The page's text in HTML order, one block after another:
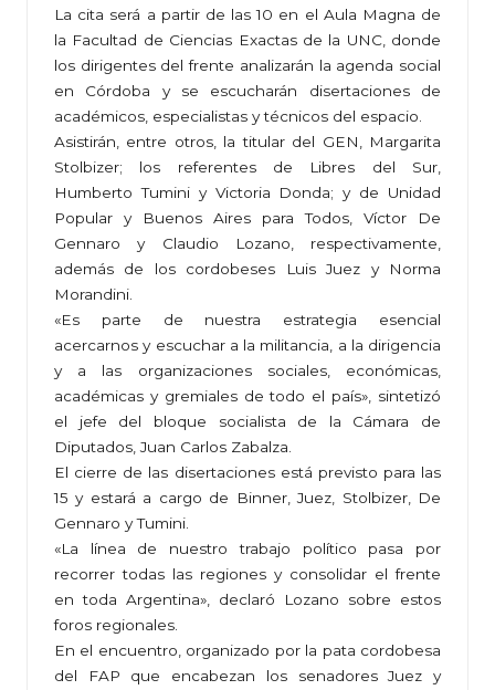
La cita será a partir de las 10 en el Aula Magna de
la Facultad de Ciencias Exactas de la UNC, donde
los dirigentes del frente analizarán la agenda social
en Córdoba y se escucharán disertaciones de
académicos, especialistas y técnicos del espacio.
Asistirán, entre otros, la titular del GEN, Margarita
Stolbizer; los referentes de Libres del Sur,
Humberto Tumini y Victoria Donda; y de Unidad
Popular y Buenos Aires para Todos, Víctor De
Gennaro y Claudio Lozano, respectivamente,
además de los cordobeses Luis Juez y Norma
Morandini.
«Es parte de nuestra estrategia esencial
acercarnos y escuchar a la militancia, a la dirigencia
y a las organizaciones sociales, económicas,
académicas y gremiales de todo el país», sintetizó
el jefe del bloque socialista de la Cámara de
Diputados, Juan Carlos Zabalza.
El cierre de las disertaciones está previsto para las
15 y estará a cargo de Binner, Juez, Stolbizer, De
Gennaro y Tumini.
«La línea de nuestro trabajo político pasa por
recorrer todas las regiones y consolidar el frente
en toda Argentina», declaró Lozano sobre estos
foros regionales.
En el encuentro, organizado por la pata cordobesa
del FAP que encabezan los senadores Juez y